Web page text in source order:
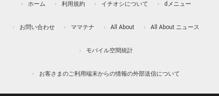
ホーム 利用規約 イチオシについて dメニュー
お問い合わせ ママテナ All About All About ニュース
モバイル空間統計
お客さまのご利用端末からの情報の外部送信について